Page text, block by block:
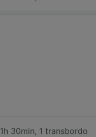
1h 30min, 1 transbordo